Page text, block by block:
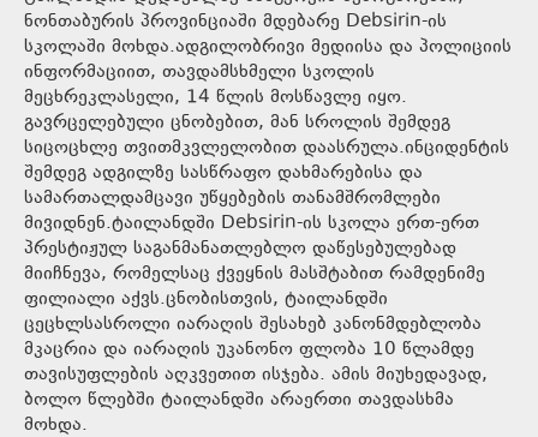
ნონთაბურის პროვინციაში მდებარე Debsirin-ის
სკოლაში მოხდა.ადგილობრივი მედიისა და პოლიციის
ინფორმაციით, თავდამსხმელი სკოლის
მეცხრეკლასელი, 14 წლის მოსწავლე იყო.
გავრცელებული ცნობებით, მან სროლის შემდეგ
სიცოცხლე თვითმკვლელობით დაასრულა.ინციდენტის
შემდეგ ადგილზე სასწრაფო დახმარებისა და
სამართალდამცავი უწყებების თანამშრომლები
მივიდნენ.ტაილანდში Debsirin-ის სკოლა ერთ-ერთ
პრესტიჟულ საგანმანათლებლო დაწესებულებად
მიიჩნევა, რომელსაც ქვეყნის მასშტაბით რამდენიმე
ფილიალი აქვს.ცნობისთვის, ტაილანდში
ცეცხლსასროლი იარაღის შესახებ კანონმდებლობა
მკაცრია და იარაღის უკანონო ფლობა 10 წლამდე
თავისუფლების აღკვეთით ისჯება. ამის მიუხედავად,
ბოლო წლებში ტაილანდში არაერთი თავდასხმა
მოხდა.